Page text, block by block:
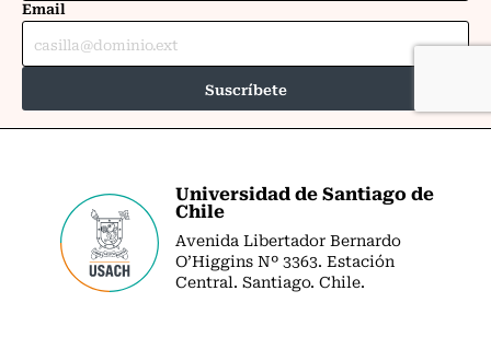
Universidad de Santiago de
Chile
Avenida Libertador Bernardo
O’Higgins Nº 3363. Estación
Central. Santiago. Chile.